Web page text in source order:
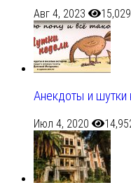
Авг 4, 2023 15,029
Анекдоты и шутки
Июл 4, 2020